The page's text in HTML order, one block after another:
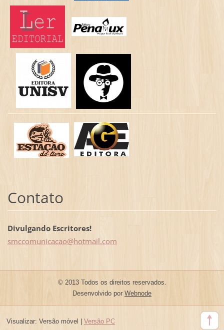
Contato
Divulgando Escritores!
smccomunicacao@hotmail.com
© 2013 Todos os direitos reservados.
Desenvolvido por Webnode
Visualizar: Versão móvel | Versão PC